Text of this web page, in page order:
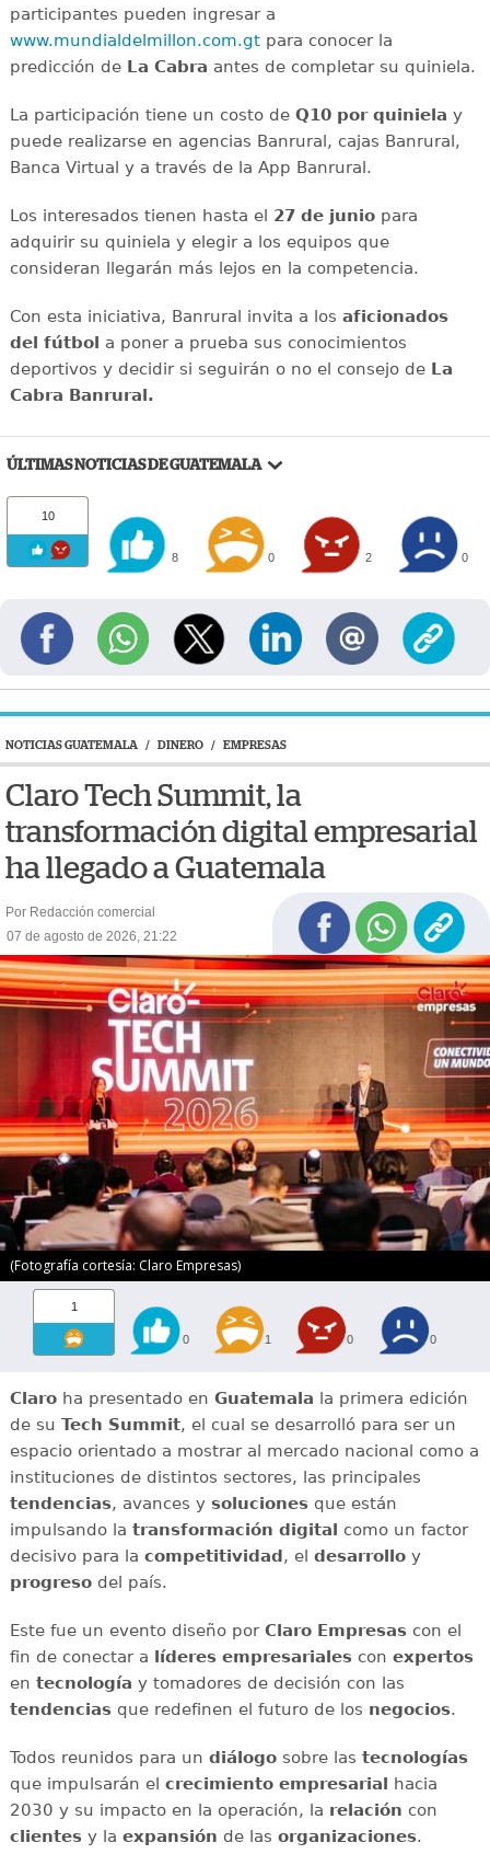
participantes pueden ingresar a
www.mundialdelmillon.com.gtpara conocer la
predicción de La Cabra antes de completar su quiniela.
La participación tiene un costo de Q10 por quiniela y
puede realizarse en agencias Banrural, cajas Banrural,
Banca Virtual y a través de la App Banrural.
Los interesados tienen hasta el 27 de juniopara
adquirir su quiniela y elegir a los equipos que
consideran llegarán más lejos en la competencia.
Con esta iniciativa, Banrural invita a los aficionados
del fútbol a poner a prueba sus conocimientos
deportivos y decidir si seguirán o no el consejo de La
Cabra Banrural.
ÚLTIMAS NOTICIAS DE GUATEMALA
10
8 0 2 0
NOTICIAS GUATEMALA / DINERO / EMPRESAS
Claro Tech Summit, la
transformación digital empresarial
ha llegado a Guatemala
Por Redacción comercial
07 de agosto de 2026, 21:22
(Fotografía cortesía: Claro Empresas)
1
0 1 0 0
Claroha presentado en Guatemala la primera edición
de su Tech Summit, el cual se desarrolló para ser un
espacio orientado a mostrar al mercado nacional como a
instituciones de distintos sectores, las principales
tendencias, avances y solucionesque están
impulsando la transformación digital como un factor
decisivo para la competitividad, el desarrolloy
progresodel país.
Este fue un evento diseño por Claro Empresascon el
fin de conectar a líderes empresarialescon expertos
en tecnología y tomadores de decisión con las
tendenciasque redefinen el futuro de los negocios.
Todos reunidos para un diálogosobre las tecnologías
que impulsarán el crecimiento empresarial hacia
2030 y su impacto en la operación, la relación con
clientesy la expansión de las organizaciones.